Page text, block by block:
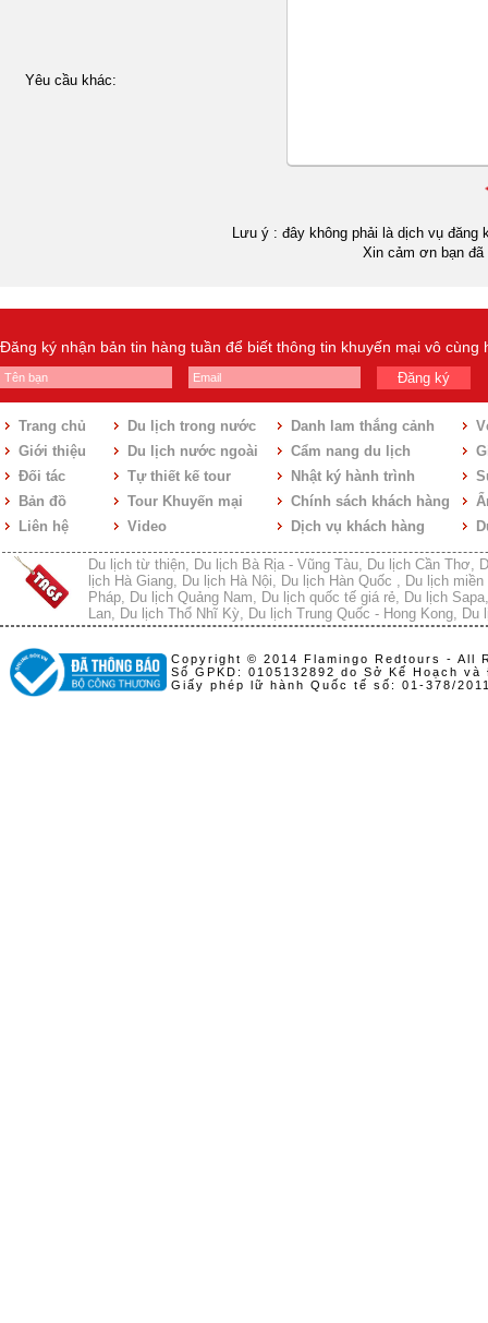
Yêu cầu khác:
Lưu ý : đây không phải là dịch vụ
Xin cảm ơn bạn đã
Đăng ký nhận bản tin hàng tuần để biết thông tin khuyến mại vô cùng
Đăng ký
Trang chủ
Giới thiệu
Đối tác
Bản đồ
Liên hệ
Du lịch trong nước
Du lịch nước ngoài
Tự thiết kế tour
Tour Khuyến mại
Video
Danh lam thắng cảnh
Cẩm nang du lịch
Nhật ký hành trình
Chính sách khách hàng
Dịch vụ khách hàng
Du lịch từ thiện, Du lịch Bà Rịa - Vũng Tàu, Du lịch Cần Thơ,
lịch Hà Giang, Du lịch Hà Nội, Du lịch Hàn Quốc , Du lịch miền
Pháp, Du lịch Quảng Nam, Du lịch quốc tế giá rẻ, Du lịch Sapa
Lan, Du lịch Thổ Nhĩ Kỳ, Du lịch Trung Quốc - Hong Kong, Du
Copyright © 2014 Flamingo Redtours - All
Số GPKD: 0105132892 do Sở Kế Hoạch
Giấy phép lữ hành Quốc tế số: 01-378/